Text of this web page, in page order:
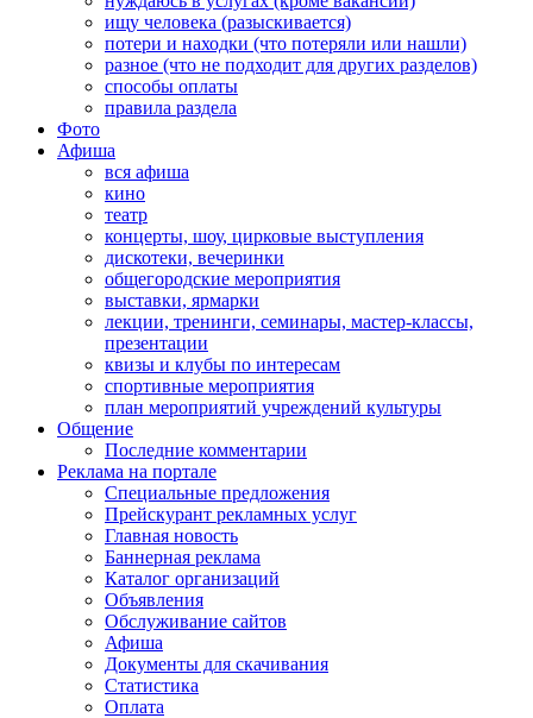
ищу человека (разыскивается)
потери и находки (что потеряли или нашли)
разное (что не подходит для других разделов)
способы оплаты
правила раздела
Фото
Афиша
вся афиша
кино
театр
концерты, шоу, цирковые выступления
дискотеки, вечеринки
общегородские мероприятия
выставки, ярмарки
лекции, тренинги, семинары, мастер-классы,
презентации
квизы и клубы по интересам
спортивные мероприятия
план мероприятий учреждений культуры
Общение
Последние комментарии
Реклама на портале
Специальные предложения
Прейскурант рекламных услуг
Главная новость
Баннерная реклама
Каталог организаций
Объявления
Обслуживание сайтов
Афиша
Документы для скачивания
Статистика
Оплата